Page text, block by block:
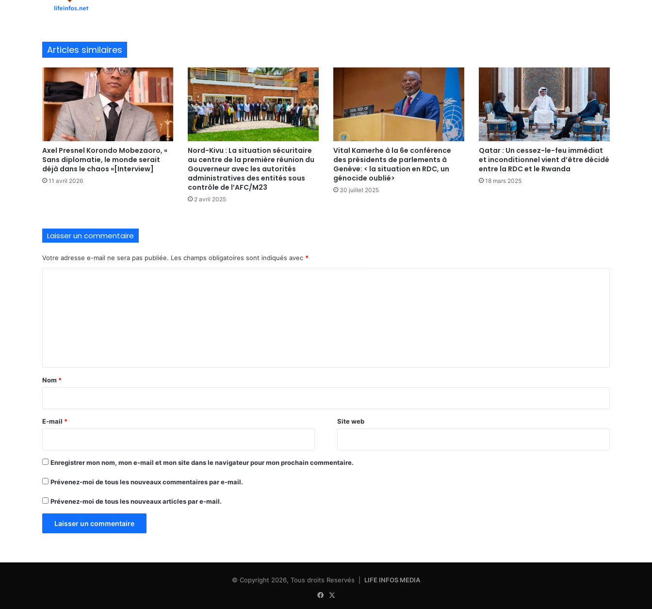
Articles similaires
Axel Presnel Korondo Mobezaoro, «
Sans diplomatie, le monde serait
déjà dans le chaos »[Interview]
11 avril 2026
Nord-Kivu : La situation sécuritaire
au centre de la première réunion du
Gouverneur avec les autorités
administratives des entités sous
contrôle de l’AFC/M23
2 avril 2025
Vital Kamerhe à la 6e conférence
des présidents de parlements à
Genève: < la situation en RDC, un
génocide oublié>
30 juillet 2025
Qatar : Un cessez-le-feu immédiat
et inconditionnel vient d’être décidé
entre la RDC et le Rwanda
18 mars 2025
Laisser un commentaire
Votre adresse e-mail ne sera pas publiée. Les champs obligatoires sont indiqués avec *
a
e
Nom *
E-mail * Site web
Enregistrer mon nom, mon e-mail et mon site dans le navigateur pour mon prochain commentaire.
Prévenez-moi de tous les nouveaux commentaires par e-mail.
Prévenez-moi de tous les nouveaux articles par e-mail.
© Copyright 2026, Tous droits Reservés | LIFE INFOS MEDIA
Facebook